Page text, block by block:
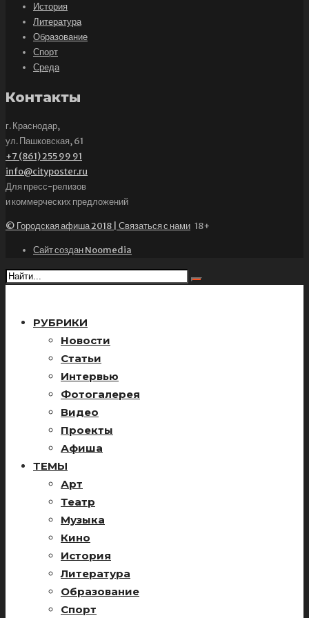
История
Литература
Образование
Спорт
Среда
Контакты
г. Краснодар,
ул. Пашковская, 61
+7 (861) 255 99 91
info@cityposter.ru
Для пресс-релизов
и коммерческих предложений
© Городская афиша 2018 | Связаться с нами 18+
Сайт создан Noomedia
РУБРИКИ
Новости
Статьи
Интервью
Фотогалерея
Видео
Проекты
Афиша
ТЕМЫ
Арт
Театр
Музыка
Кино
История
Литература
Образование
Спорт